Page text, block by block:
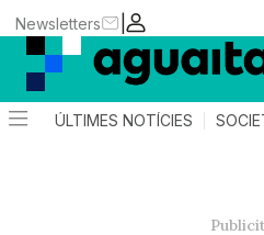
|
Newsletters
ÚLTIMES NOTÍCIES